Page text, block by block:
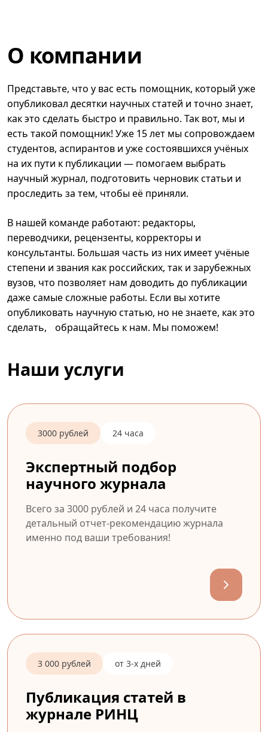
О компании
Представьте, что у вас есть помощник, который уже
опубликовал десятки научных статей и точно знает,
как это сделать быстро и правильно. Так вот, мы и
есть такой помощник! Уже 15 лет мы сопровождаем
студентов, аспирантов и уже состоявшихся учёных
на их пути к публикации — помогаем выбрать
научный журнал, подготовить черновик статьи и
проследить за тем, чтобы её приняли.
В нашей команде работают: редакторы,
переводчики, рецензенты, корректоры и
консультанты. Большая часть из них имеет учёные
степени и звания как российских, так и зарубежных
вузов, что позволяет нам доводить до публикации
даже самые сложные работы. Если вы хотите
опубликовать научную статью, но не знаете, как это
сделать, обращайтесь к нам. Мы поможем!
Наши услуги
3000 рублей 24 часа
Экспертный подбор
научного журнала
Всего за 3000 рублей и 24 часа получите
детальный отчет-рекомендацию журнала
именно под ваши требования!
3 000 рублей от 3-х дней
Публикация статей в
журнале РИНЦ